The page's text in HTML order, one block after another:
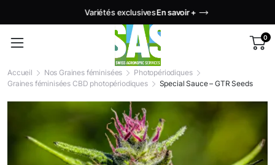
Variétés exclusivesEn savoir +
0
Accueil Nos Graines féminisées
Photopériodiques
Graines féminisées CBD photopériodiques
Special Sauce – GTR Seeds